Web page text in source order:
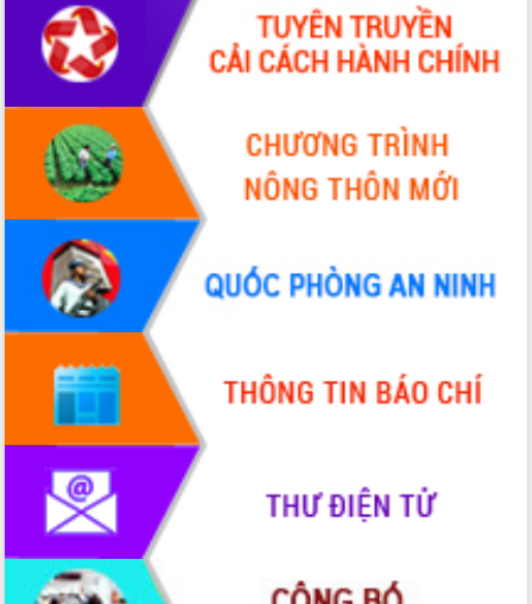
Tổ chức trang trọng Lễ hội Đền thờ
Lương Văn Chánh năm 2026
Phó Bí thư Tỉnh ủy Đắk Lắk Đỗ Hữu
Huy giữ chức Bí thư Đảng ủy Ủy Ban
Nhân dân tỉnh
Bệnh án điện tử thúc đẩy chuyển đổi
số y tế tại Đắk Lắk
Chuyển đổi số thư viện: Mở rộng
không gian tri thức trong thời đại số
Đánh giá, rút kinh nghiệm công tác tổ
chức diễn tập trước ngày bầu cử
Chương trình “Gặp gỡ hữu nghị –
Friendship Meeting New Year 2026”
Bầu cử Quốc hội và HĐND: Cử tri Đắk
Lắk gửi gắm niềm tin, kỳ vọng vào lá
Đắk Lắk sẵn sàng các điều kiện cho
Ngày hội bầu cử đại biểu Quốc hội
khóa XVI và HĐND các cấp nhiệm kỳ
2026-2031
Đảm bảo cuộc bầu cử đại biểu Quốc
hội và đại biểu HĐND các cấp diễn ra
an toàn, hiệu quả, đúng quy định